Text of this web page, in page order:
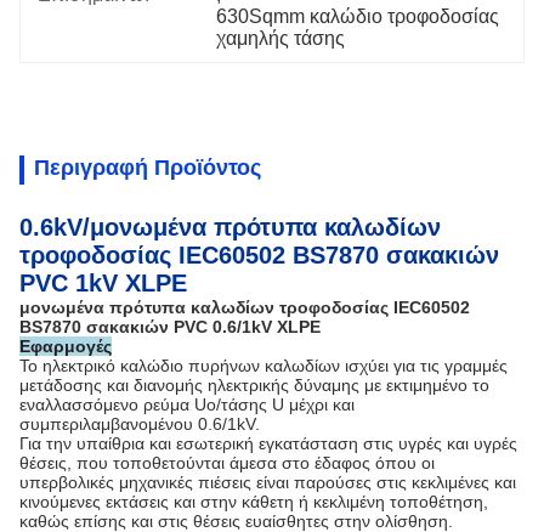
630Sqmm καλώδιο τροφοδοσίας
χαμηλής τάσης
Περιγραφή Προϊόντος
0.6kV/μονωμένα πρότυπα καλωδίων
τροφοδοσίας IEC60502 BS7870 σακακιών
PVC 1kV XLPE
μονωμένα πρότυπα καλωδίων τροφοδοσίας IEC60502
BS7870 σακακιών PVC 0.6/1kV XLPE
Εφαρμογές
Το ηλεκτρικό καλώδιο πυρήνων καλωδίων ισχύει για τις γραμμές
μετάδοσης και διανομής ηλεκτρικής δύναμης με εκτιμημένο το
εναλλασσόμενο ρεύμα Uo/τάσης U μέχρι και
συμπεριλαμβανομένου 0.6/1kV.
Για την υπαίθρια και εσωτερική εγκατάσταση στις υγρές και υγρές
θέσεις, που τοποθετούνται άμεσα στο έδαφος όπου οι
υπερβολικές μηχανικές πιέσεις είναι παρούσες στις κεκλιμένες και
κινούμενες εκτάσεις και στην κάθετη ή κεκλιμένη τοποθέτηση,
καθώς επίσης και στις θέσεις ευαίσθητες στην ολίσθηση.